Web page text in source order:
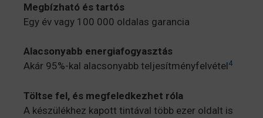
Megbízható és tartós
Egy év vagy 100 000 oldalas garancia
Alacsonyabb energiafogyasztás
Akár 95%-kal alacsonyabb teljesítményfelvétel4
Töltse fel, és megfeledkezhet róla
A készülékhez kapott tintával több ezer oldalt is